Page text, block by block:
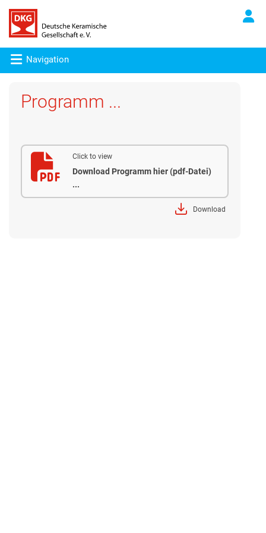
Navigation
Programm ...
Click to view
Download Programm hier (pdf-Datei)
...
Download